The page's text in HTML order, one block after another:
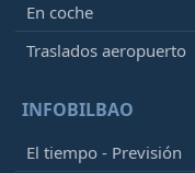
En coche
Traslados aeropuerto
INFOBILBAO
El tiempo - Previsión